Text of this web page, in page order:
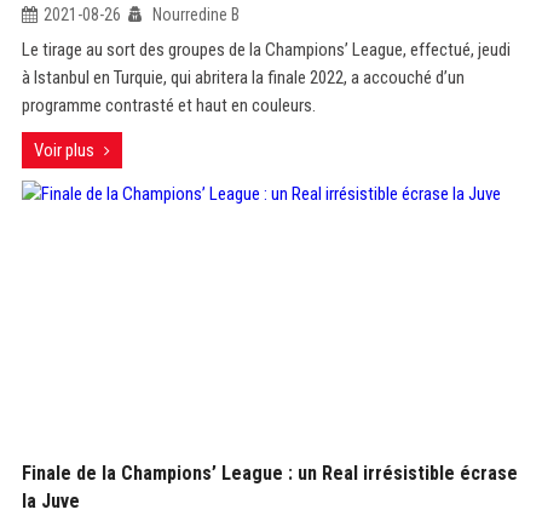
2021-08-26 Nourredine B
Le tirage au sort des groupes de la Champions’ League, effectué, jeudi
à Istanbul en Turquie, qui abritera la finale 2022, a accouché d’un
programme contrasté et haut en couleurs.
Voir plus
Finale de la Champions’ League : un Real irrésistible écrase
la Juve